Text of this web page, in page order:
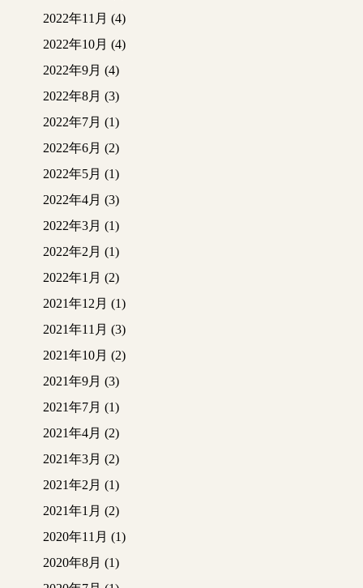
2022年11月 (4)
2022年10月 (4)
2022年9月 (4)
2022年8月 (3)
2022年7月 (1)
2022年6月 (2)
2022年5月 (1)
2022年4月 (3)
2022年3月 (1)
2022年2月 (1)
2022年1月 (2)
2021年12月 (1)
2021年11月 (3)
2021年10月 (2)
2021年9月 (3)
2021年7月 (1)
2021年4月 (2)
2021年3月 (2)
2021年2月 (1)
2021年1月 (2)
2020年11月 (1)
2020年8月 (1)